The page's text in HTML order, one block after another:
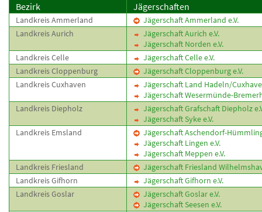
Bezirk Jägerschaften
Landkreis Ammerland
Jägerschaft Ammerland e.V.
Landkreis Aurich
Jägerschaft Aurich e.V.
Jägerschaft Norden e.V.
Landkreis Celle
Jägerschaft Celle e.V.
Landkreis Cloppenburg
Jägerschaft Cloppenburg e.V.
Landkreis Cuxhaven
Jägerschaft Land Hadeln/
Jägerschaft Wesermünde-
Landkreis Diepholz
Jägerschaft Grafschaft Diepholz
Jägerschaft Syke e.V.
Landkreis Emsland
Jägerschaft Aschendorf-
Jägerschaft Lingen e.V.
Jägerschaft Meppen e.V.
Landkreis Friesland
Jägerschaft Friesland
Landkreis Gifhorn
Jägerschaft Gifhorn e.V.
Landkreis Goslar
Jägerschaft Goslar e.V.
Jägerschaft Seesen e.V.